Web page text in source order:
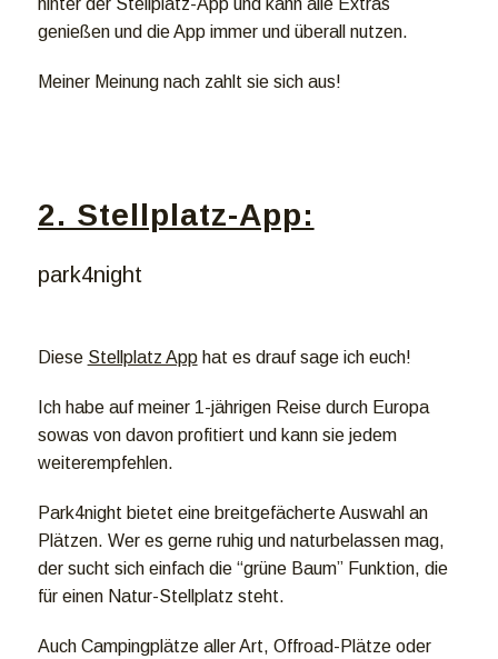
genießen und die App immer und überall nutzen.
Meiner Meinung nach zahlt sie sich aus!
2. Stellplatz-App:
park4night
Diese Stellplatz Apphat es drauf sage ich euch!
Ich habe auf meiner 1-jährigen Reise durch Europa
sowas von davon profitiert und kann sie jedem
weiterempfehlen.
Park4night bietet eine breitgefächerte Auswahl an
Plätzen. Wer es gerne ruhig und naturbelassen mag,
der sucht sich einfach die “grüne Baum” Funktion, die
für einen Natur-Stellplatz steht.
Auch Campingplätze aller Art, Offroad-Plätze oder